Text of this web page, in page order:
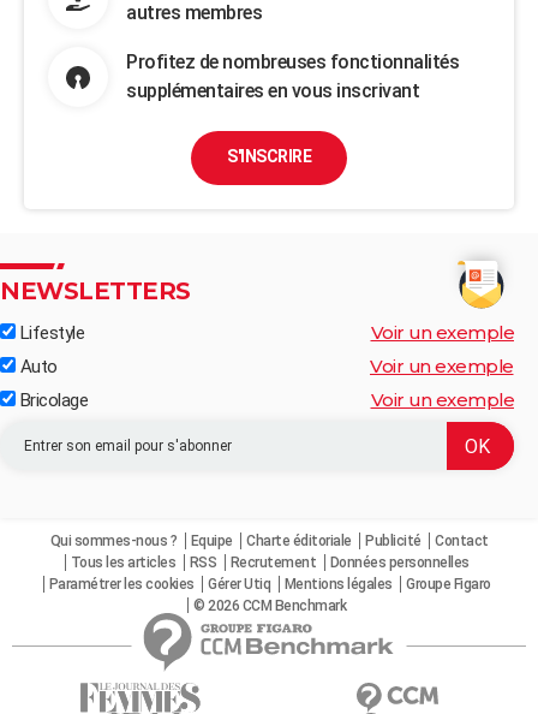
autres membres
Profitez de nombreuses fonctionnalités
supplémentaires en vous inscrivant
S'INSCRIRE
NEWSLETTERS
Lifestyle Voir un exemple
Auto Voir un exemple
Bricolage Voir un exemple
Qui sommes-nous ? Equipe Charte éditoriale Publicité
Contact
Tous les articles
RSS Recrutement
Données personnelles
Paramétrer les cookies
Gérer Utiq Mentions légales
Groupe Figaro
© 2026 CCM Benchmark